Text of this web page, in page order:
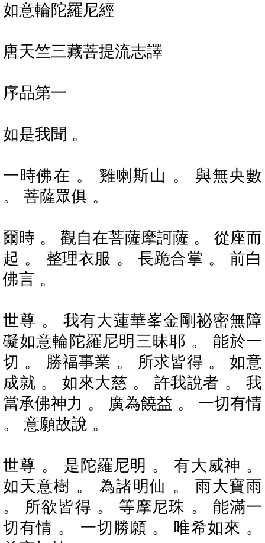
如意輪陀羅尼經
唐天竺三藏菩提流志譯
序品第一
如是我聞 。
一時佛在 。 雞喇斯山 。 與無央數
。 菩薩眾俱 。
爾時 。 觀自在菩薩摩訶薩 。 從座而
起 。 整理衣服 。 長跪合掌 。 前白
佛言 。
世尊 。 我有大蓮華峯金剛祕密無障
礙如意輪陀羅尼明三昧耶 。 能於一
切 。 勝福事業 。 所求皆得 。 如意
成就 。 如來大慈 。 許我說者 。 我
當承佛神力 。 廣為饒益 。 一切有情
。 意願故說 。
世尊 。 是陀羅尼明 。 有大威神 。
如天意樹 。 為諸明仙 。 雨大寶雨
。 所欲皆得 。 等摩尼珠 。 能滿一
切有情 。 一切勝願 。 唯希如來 。